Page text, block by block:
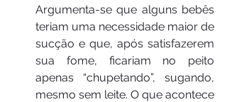
Argumenta-se que alguns bebês
teriam uma necessidade maior de
sucção e que, após satisfazerem
sua fome, ficariam no peito
apenas “chupetando”, sugando,
mesmo sem leite. O que acontece